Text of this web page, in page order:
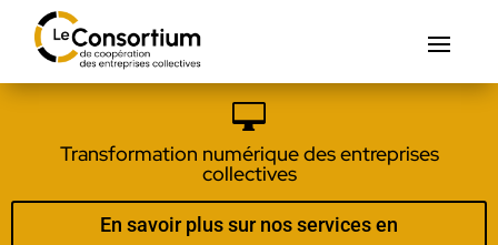

Transformation numérique des entreprises
collectives
En savoir plus sur nos services en